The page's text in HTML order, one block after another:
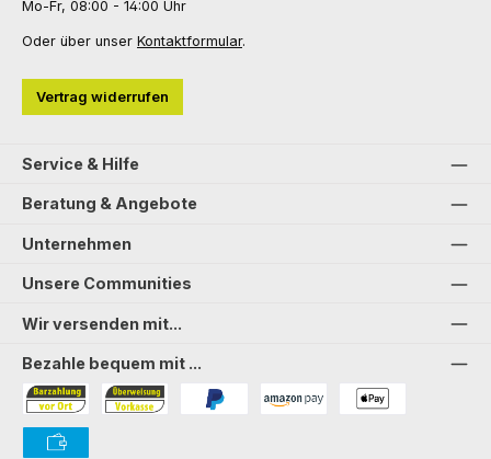
Mo-Fr, 08:00 - 14:00 Uhr
Oder über unser Kontaktformular.
Vertrag widerrufen
Service & Hilfe
Beratung & Angebote
Unternehmen
Unsere Communities
Wir versenden mit...
Bezahle bequem mit ...
Bezahlung in der Filiale